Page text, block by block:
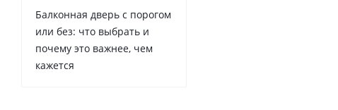
Балконная дверь с порогом
или без: что выбрать и
почему это важнее, чем
кажется